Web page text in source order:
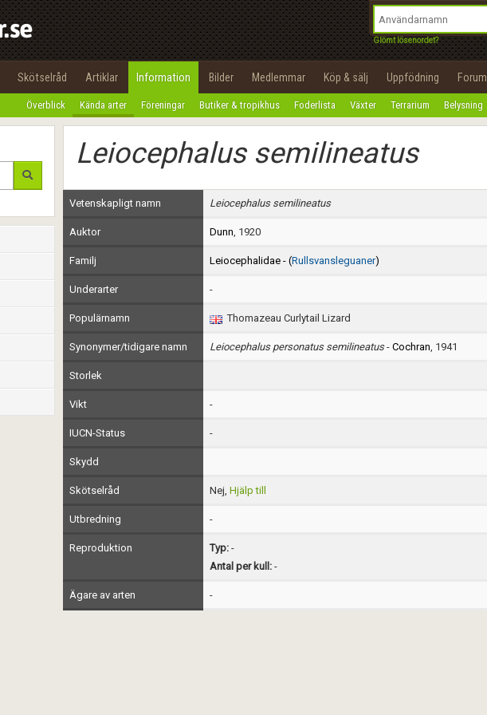
Glömt lösenordet?
Skötselråd Artiklar Information Bilder Medlemmar Köp & sälj Uppfödning Forum
Överblick Kända arter Föreningar Butiker & tropikhus Foderlista Växter Terrarium Belysning
Leiocephalus semilineatus
Vetenskapligt namn Leiocephalus semilineatus
Auktor Dunn, 1920
Familj Leiocephalidae - (Rullsvansleguaner)
Underarter -
Populärnamn Thomazeau Curlytail Lizard
Synonymer/tidigare namn Leiocephalus personatus semilineatus- Cochran, 1941
Storlek
Vikt -
IUCN-Status -
Skydd
Skötselråd Nej, Hjälp till
Utbredning -
Reproduktion Typ:-
Antal per kull:-
Ägare av arten -
Utför
100%
OK
integritetspolicy
Namn:
Epost:
Användarnamn:
Lösenord:
Privacy Policy
Terms of Service
Begär nytt lösenord
Tillbaka till förstasidan